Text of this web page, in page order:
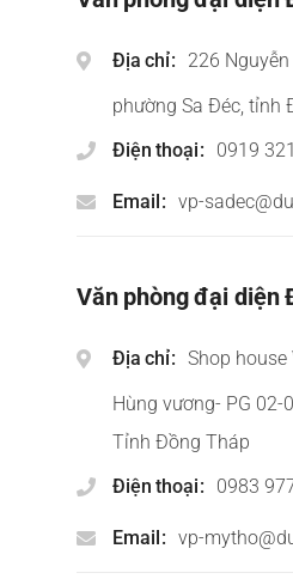
Địa chỉ
226
phường Sa Đéc, tỉnh
Điện thoại
0919
Email vp-
Văn phòng đại diện
Địa chỉ
Shop
Hùng vương- PG 02-
Tỉnh Đồng Tháp
Điện thoại
0983
Email vp-